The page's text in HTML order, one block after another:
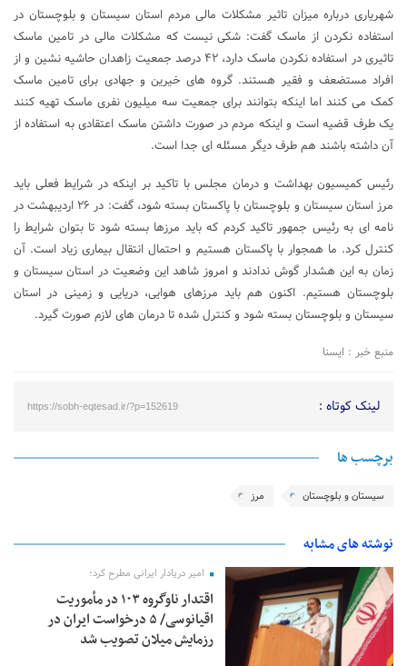
شهریاری درباره میزان تاثیر مشکلات مالی مردم استان سیستان و بلوچستان در
استفاده نکردن از ماسک گفت: شکی نیست که مشکلات مالی در تامین ماسک
تاثیری در استفاده نکردن ماسک دارد، ۴۲ درصد جمعیت زاهدان حاشیه نشین و از
افراد مستضعف و فقیر هستند. گروه های خیرین و جهادی برای تامین ماسک
کمک می کنند اما اینکه بتوانند برای جمعیت سه میلیون نفری ماسک تهیه کنند
یک طرف قضیه است و اینکه مردم در صورت داشتن ماسک اعتقادی به استفاده از
آن داشته باشند هم طرف دیگر مسئله ای جدا است.
رئیس کمیسیون بهداشت و درمان مجلس با تاکید بر اینکه در شرایط فعلی باید
مرز استان سیستان و بلوچستان با پاکستان بسته شود، گفت: در ۲۶ اردیبهشت در
نامه ای به رئیس جمهور تاکید کردم که باید مرزها بسته شود تا بتوان شرایط را
کنترل کرد. ما همجوار با پاکستان هستیم و احتمال انتقال بیماری زیاد است. آن
زمان به این هشدار گوش ندادند و امروز شاهد این وضعیت در استان سیستان و
بلوچستان هستیم. اکنون هم باید مرزهای هوایی، دریایی و زمینی در استان
سیستان و بلوچستان بسته شود و کنترل شده تا درمان های لازم صورت گیرد.
منبع خبر : ایسنا
لینک کوتاه : https://sobh-eqtesad.ir/?p=152619
برچسب ها
سیستان و بلوچستان مرز
نوشته های مشابه
امیر دریادار ایرانی مطرح کرد؛
اقتدار ناوگروه ۱۰۳ در مأموریت‌
اقیانوسی/ ۵ درخواست ایران در
رزمایش میلان تصویب شد